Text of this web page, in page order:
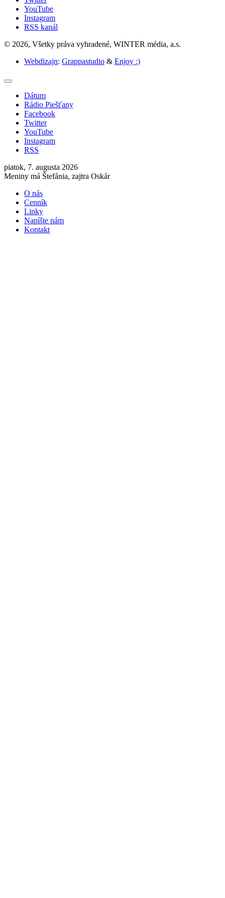
YouTube
Instagram
RSS kanál
© 2026, Všetky práva vyhradené, WINTER média, a.s.
Webdizajn: Grappastudio & Enjoy :)
Dátum
Rádio Piešťany
Facebook
Twitter
YouTube
Instagram
RSS
piatok, 7. augusta 2026
Meniny má Štefánia, zajtra Oskár
O nás
Cenník
Linky
Napíšte nám
Kontakt